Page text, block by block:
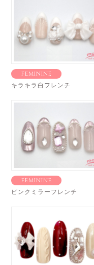
FEMININE
キラキラ白フレンチ
FEMININE
ピンクミラーフレンチ